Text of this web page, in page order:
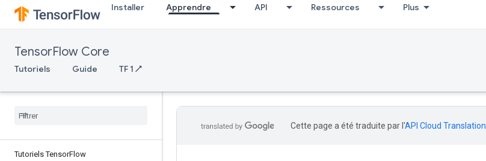
Installer Apprendre API Ressources Plus
TensorFlow Core
Tutoriels Guide TF 1 ↗
Tutoriels TensorFlow
Cette page a été traduite par l'API Cloud Translation